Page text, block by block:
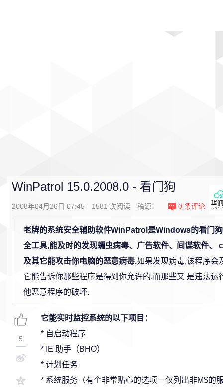
WinPatrol 15.0.2008.0 - 看门狗
2008年04月26日 07:45 1581 次阅读 稿源： 0 条评论
老牌的系统安全辅助软件WinPatrol是Windows的看门
全工具,能及时的发现蠕虫病毒、广告软件、间谍软件、
及其它能攻击你电脑的恶意病毒.如果发现病毒,该程序会
它能告诉你那些程序是得到你允许的,而那些又 是违法
他恶意程序的破坏.
它能实时监控系统的以下项目：
* 自启动程序
* IE 助手（BHO）
* 计划任务
* 系统服务（有个非常贴心的选项－仅列出非M$的
5